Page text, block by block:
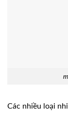
Các nhiều loại